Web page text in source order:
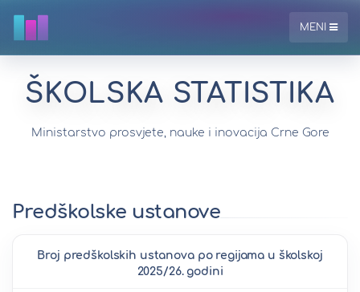
MENI
ŠKOLSKA STATISTIKA
Ministarstvo prosvjete, nauke i inovacija Crne Gore
Predškolske ustanove
Broj predškolskih ustanova po regijama u školskoj
2025/26. godini